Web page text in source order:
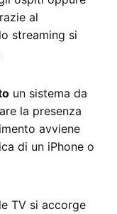
al
streaming si
un sistema da
la presenza
avviene
di un iPhone o
TV si accorge